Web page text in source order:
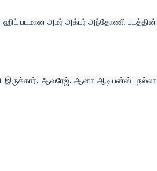
ஹிட் படமான அமர் அக்பர் அந்தோணி படத்தின்
இருக்கார். ஆவரேஜ். ஆனா ஆடியன்ஸ்  நல்லா